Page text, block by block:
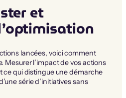
et
lancées, voici comment
Mesurer l’impact de vos actions
ce qui distingue une démarche
série d’initiatives sans